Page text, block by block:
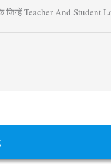
जिन्हें Teacher And Student